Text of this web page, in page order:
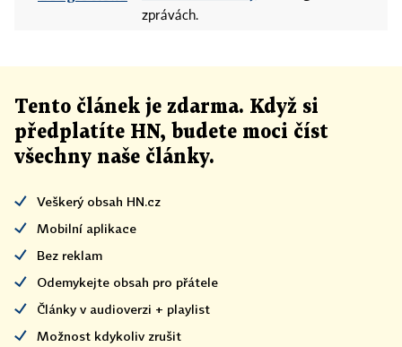
zprávách.
Tento článek je zdarma. Když si
předplatíte HN, budete moci číst
všechny naše články.
Veškerý obsah HN.cz
Mobilní aplikace
Bez reklam
Odemykejte obsah pro přátele
Články v audioverzi + playlist
Možnost kdykoliv zrušit